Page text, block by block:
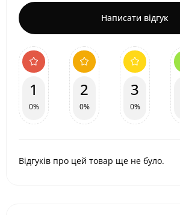
Написати відгук
1
0%
2
0%
3
0%
Відгуків про цей товар ще не було.